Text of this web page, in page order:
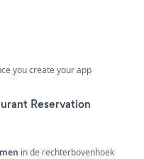
you create your app
Reservation
in de rechterbovenhoek